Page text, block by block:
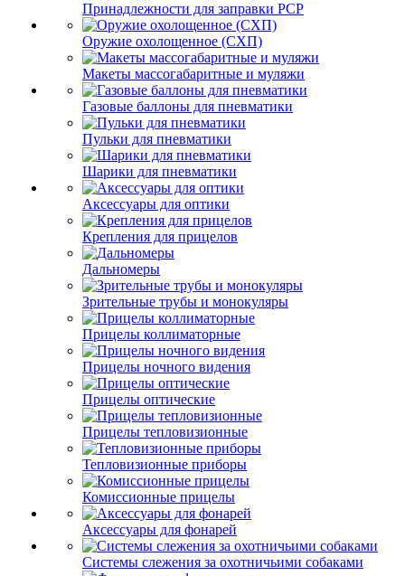
Принадлежности для заправки PCP
Оружие охолощенное (СХП)
Макеты массогабаритные и муляжи
Газовые баллоны для пневматики
Пульки для пневматики
Шарики для пневматики
Аксессуары для оптики
Крепления для прицелов
Дальномеры
Зрительные трубы и монокуляры
Прицелы коллиматорные
Прицелы ночного видения
Прицелы оптические
Прицелы тепловизионные
Тепловизионные приборы
Комиссионные прицелы
Аксессуары для фонарей
Системы слежения за охотничьими собаками